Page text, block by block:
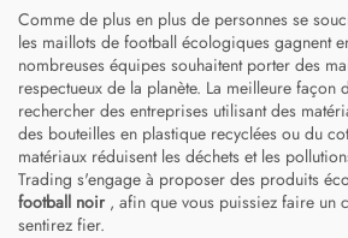
Comme de plus en plus de personnes se
les maillots de football écologiques gagnent
nombreuses équipes souhaitent porter des
respectueux de la planète. La meilleure façon
rechercher des entreprises utilisant des
des bouteilles en plastique recyclées ou du
matériaux réduisent les déchets et les
Trading s'engage à proposer des produits
football noir , afin que vous puissiez faire un
sentirez fier.